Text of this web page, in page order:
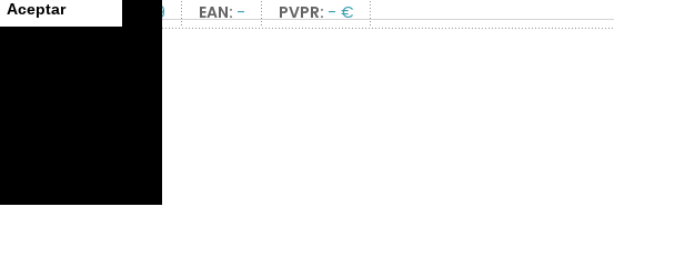
12 g C.N.: 213325.9 EAN: - PVPR: - €